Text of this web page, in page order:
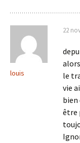
louis
22
le
vie
bien
être